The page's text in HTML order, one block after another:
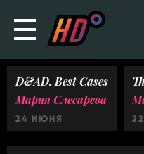
D&AD. Best Cases
Мария Слесарева
24 ИЮНЯ